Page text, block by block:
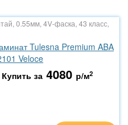
0.55мм, 4V-фаска, 43 класс,
Tulesna Premium ABA
Veloce
Купить за 4080 р/м2